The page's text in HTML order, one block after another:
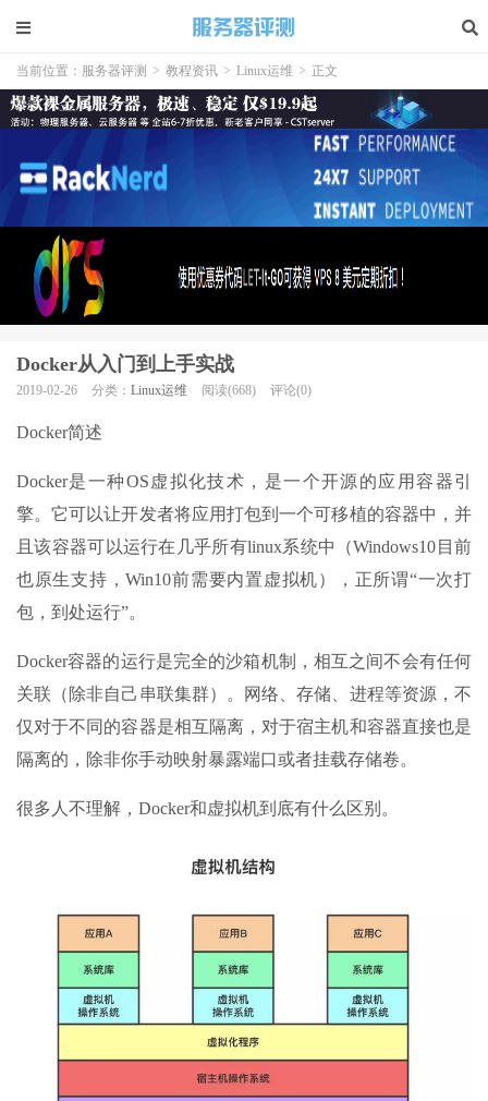
当前位置： 服务器评测 > 教程资讯 > Linux运维 > 正文
Docker从入门到上手实战
2019-02-26 分类： Linux运维 阅读(668) 评论(0)
Docker简述
Docker是一种OS虚拟化技术，是一个开源的应用容器引
擎。它可以让开发者将应用打包到一个可移植的容器中，并
且该容器可以运行在几乎所有linux系统中（Windows10目前
也原生支持，Win10前需要内置虚拟机），正所谓“一次打
包，到处运行”。
Docker容器的运行是完全的沙箱机制，相互之间不会有任何
关联（除非自己串联集群）。网络、存储、进程等资源，不
仅对于不同的容器是相互隔离，对于宿主机和容器直接也是
隔离的，除非你手动映射暴露端口或者挂载存储卷。
很多人不理解，Docker和虚拟机到底有什么区别。